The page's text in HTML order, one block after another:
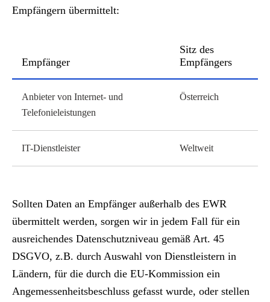
Empfängern übermittelt:
Empfänger
Sitz des
Empfängers
Anbieter von Internet- und
Telefonieleistungen
Österreich
IT-Dienstleister Weltweit
Sollten Daten an Empfänger außerhalb des EWR
übermittelt werden, sorgen wir in jedem Fall für ein
ausreichendes Datenschutzniveau gemäß Art. 45
DSGVO, z.B. durch Auswahl von Dienstleistern in
Ländern, für die durch die EU-Kommission ein
Angemessenheitsbeschluss gefasst wurde, oder stellen